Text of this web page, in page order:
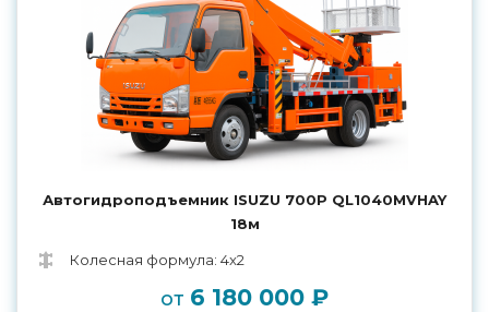
Автогидроподъемник ISUZU 700P QL1040MVHAY
18м
Колесная формула: 4x2
от 6 180 000 ₽